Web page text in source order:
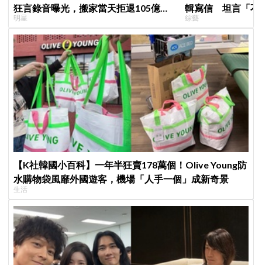
狂言錄音曝光，搬家當天拒退105億保
證金、糾紛再升級
明星
輯寫信 坦言「不
來」
綜藝
【K社韓國小百科】一年半狂賣178萬個！Olive Young防
水購物袋風靡外國遊客，機場「人手一個」成新奇景
生活